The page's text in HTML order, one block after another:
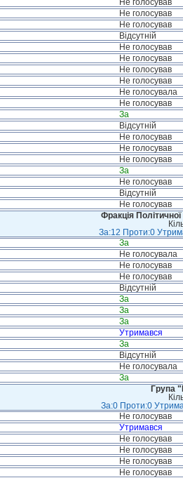
Не голосував
Не голосував
Не голосував
Відсутній
Не голосував
Не голосував
Не голосував
Не голосував
Не голосувала
Не голосував
За
Відсутній
Не голосував
Не голосував
Не голосував
За
Не голосував
Відсутній
Не голосував
Фракція
За:12 Проти:0
За
Не голосувала
Не голосував
Не голосував
Відсутній
За
За
За
Утримався
За
Відсутній
Не голосувала
За
Група
За:0 Проти:0
Не голосував
Утримався
Не голосував
Не голосував
Не голосував
Не голосував